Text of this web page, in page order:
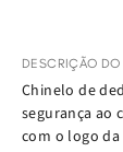
DESCRIÇÃO DO
Chinelo de
segurança ao
com o logo